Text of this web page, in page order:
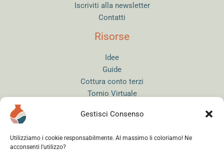
Gestisci Consenso
Utilizziamo i cookie responsabilmente. Al massimo li coloriamo! Ne
acconsenti l'utilizzo?
Iscriviti alla newsletter
Contatti
Risorse
Idee
Guide
Cottura conto terzi
Tornio Virtuale
Sitemap